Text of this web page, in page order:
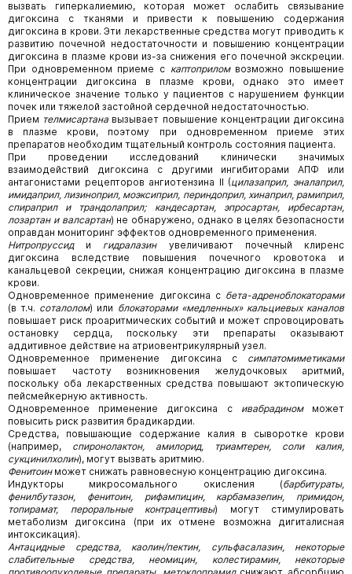
вызвать гиперкалиемию, которая может ослабить связывание
дигоксина с тканями и привести к повышению содержания
дигоксина в крови. Эти лекарственные средства могут приводить к
развитию почечной недостаточности и повышению концентрации
дигоксина в плазме крови из-за снижения его почечной экскреции.
При одновременном приеме с каптоприлом возможно повышение
концентрации дигоксина в плазме крови, однако это имеет
клиническое значение только у пациентов с нарушением функции
почек или тяжелой застойной сердечной недостаточностью.
Прием телмисартана вызывает повышение концентрации дигоксина
в плазме крови, поэтому при одновременном приеме этих
препаратов необходим тщательный контроль состояния пациента.
При проведении исследований клинически значимых
взаимодействий дигоксина с другими ингибиторами АПФ или
антагонистами рецепторов ангиотензина II (цилазаприл, эналаприл,
имидаприл, лизиноприл, моэксиприл, периндоприл, хинаприл, рамиприл,
спираприли трандолаприл; кандесартан, эпросартан, ирбесартан,
лозартан и валсартан) не обнаружено, однако в целях безопасности
оправдан мониторинг эффектов одновременного применения.
Нитропруссид и гидралазин увеличивают почечный клиренс
дигоксина вследствие повышения почечного кровотока и
канальцевой секреции, снижая концентрацию дигоксина в плазме
крови.
Одновременное применение дигоксина с бета-адреноблокаторами
(в т.ч. соталолом) или блокаторами «медленных» кальциевых каналов
повышает риск проаритмических событий и может спровоцировать
остановку сердца, поскольку эти препараты оказывают
аддитивное действие на атриовентрикулярный узел.
Одновременное применение дигоксина с симпатомиметиками
повышает частоту возникновения желудочковых аритмий,
поскольку оба лекарственных средства повышают эктопическую
пейсмейкерную активность.
Одновременное применение дигоксина с ивабрадином может
повысить риск развития брадикардии.
Средства, повышающие содержание калия в сыворотке крови
(например, спиронолактон, амилорид, триамтерен, соли калия,
сукцинилхолин), могут вызвать аритмию.
Фенитоин может снижать равновесную концентрацию дигоксина.
Индукторы микросомального окисления (барбитураты,
фенилбутазон, фенитоин, рифампицин, карбамазепин, примидон,
топирамат, пероральные контрацептивы) могут стимулировать
метаболизм дигоксина (при их отмене возможна дигиталисная
интоксикация).
Антацидные средства, каолин/пектин, сульфасалазин, некоторые
слабительные средства, неомицин, колестирамин, некоторые